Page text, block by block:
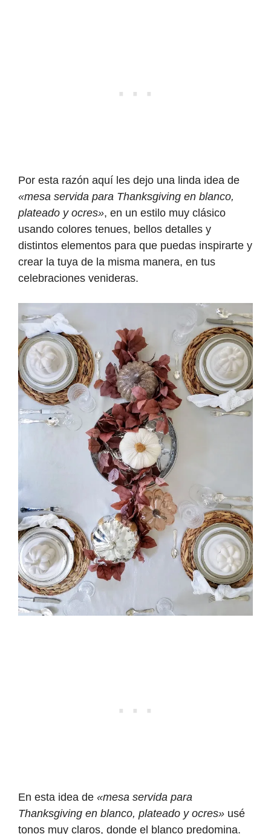
Por esta razón aquí les dejo una linda idea de
«mesa servida para Thanksgiving en blanco,
plateado y ocres», en un estilo muy clásico
usando colores tenues, bellos detalles y
distintos elementos para que puedas inspirarte y
crear la tuya de la misma manera, en tus
celebraciones venideras.
En esta idea de «mesa servida para
Thanksgiving en blanco, plateado y ocres» usé
tonos muy claros, donde el blanco predomina.